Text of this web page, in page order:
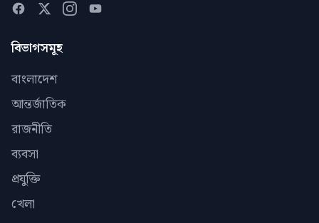
বিভাগসমূহ
বাংলাদেশ
আন্তর্জাতিক
রাজনীতি
ব্যবসা
প্রযুক্তি
খেলা